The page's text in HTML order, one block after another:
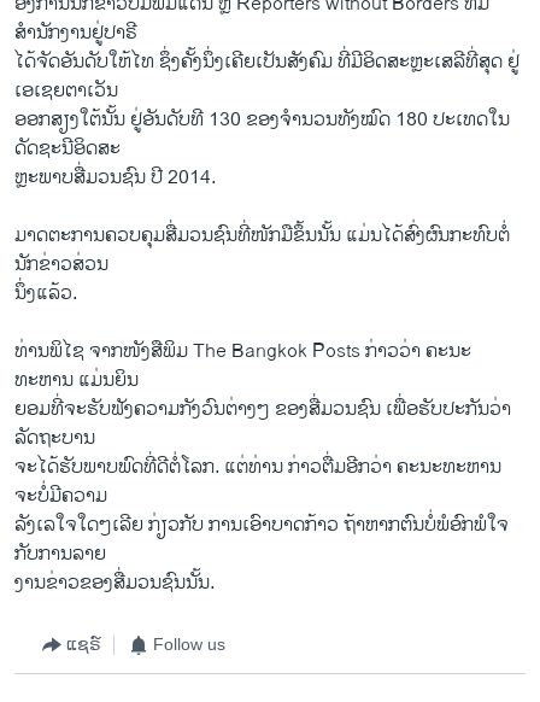
ສຳນັກງານຢູ່ປາຣີ
ໄດ້ຈັດອັນດັບໃຫ້ໄທ ຊຶ່ງຄັ້ງນຶ່ງເຄີຍເປັນສັງຄົມ ທີ່ມີອິດສະຫຼະເສລີທີ່ສຸດ ຢູ່
ເອເຊຍຕາເວັນ
ອອກສຽງໃຕ້ນັ້ນ ຢູ່ອັນດັບທີ 130 ຂອງຈຳນວນທັງໝົດ 180 ປະເທດໃນ
ດັດຊະນີອິດສະ
ຫຼະພາບສື່ມວນຊົນ ປີ 2014.
ມາດຕະການຄວບຄຸມສື່ມວນຊົນທີ່ໜັກມືຂຶ້ນນັ້ນ ແມ່ນໄດ້ສົ່ງຜົນກະທົບຕໍ່
ນັກຂ່າວສ່ວນ
ນຶ່ງແລ້ວ.
ທ່ານພິໄຊ ຈາກໜັງສືພິມ The Bangkok Posts ກ່າວວ່າ ຄະນະ
ທະຫານ ແມ່ນຍິນ
ຍອມທີ່ຈະຮັບຟັງຄວາມກັງວົນຕ່າງໆ ຂອງສື່ມວນຊົນ ເພື່ອຮັບປະກັນວ່າ
ລັດຖະບານ
ຈະໄດ້ຮັບພາບພົດທີ່ດີຕໍ່ໂລກ. ແຕ່ທ່ານ ກ່າວຕື່ມອີກວ່າ ຄະນະທະຫານ
ຈະບໍ່ມີຄວາມ
ລັງເລໃຈໃດໆເລີຍ ກ່ຽວກັບ ການເອົາບາດກ້າວ ຖ້າຫາກຕົນບໍ່ພໍອົກພໍໃຈ
ກັບການລາຍ
ງານຂ່າວຂອງສື່ມວນຊົນນັ້ນ.
ແຊຣ໌ Follow us